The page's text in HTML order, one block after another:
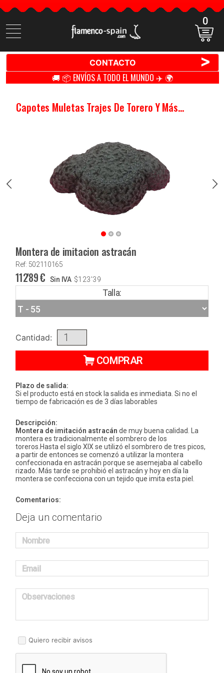
Buscar
productos
0
CONTACTO >
🚚 📦 ENVÍOS A TODO EL MUNDO ✈️ 🌍
Capotes Muletas Trajes De Torero Y Más...
Montera de imitacion astracán
Ref: 502110165
112'89€ Sin IVA $123'39
Talla:
Cantidad:
COMPRAR
Plazo de salida:
Si el producto está en stock la salida es inmediata. Si no el
tiempo de fabricación es de 3 días laborables
Descripción:
Montera de imitación astracán de muy buena calidad. La
montera es tradicionalmente el sombrero de los
toreros.Hasta el siglo XIX se utilizó el sombrero de tres picos,
a partir de entonces se comenzó a utilizar la montera
confeccionada en astracán porque se asemejaba al cabello
rizado. Más tarde se prohibió el astracán y hoy en día la
montera se confecciona con un tejido que imita esta piel.
Comentarios:
Deja un comentario
Nombre
Email
Observaciones
Quiero recibir avisos